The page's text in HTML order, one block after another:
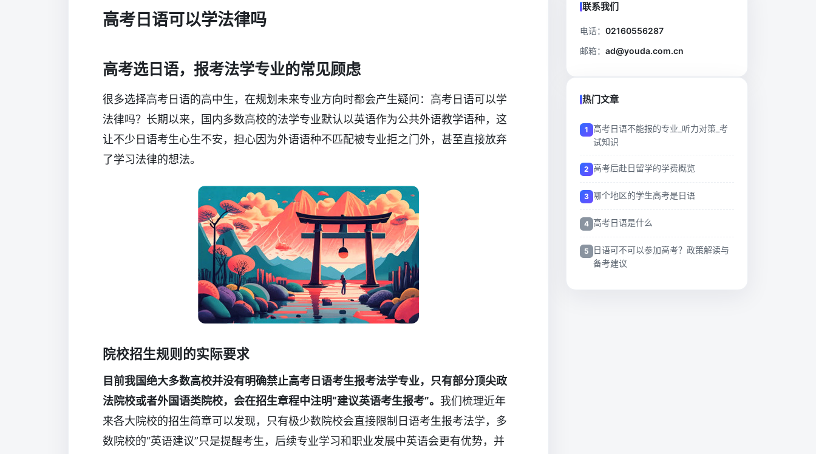
高考日语可以学法律吗
高考选日语，报考法学专业的常见顾虑
很多选择高考日语的高中生，在规划未来专业方向时都会产生疑问：高考日语可以学
法律吗？长期以来，国内多数高校的法学专业默认以英语作为公共外语教学语种，这
让不少日语考生心生不安，担心因为外语语种不匹配被专业拒之门外，甚至直接放弃
了学习法律的想法。
院校招生规则的实际要求
目前我国绝大多数高校并没有明确禁止高考日语考生报考法学专业，只有部分顶尖政
法院校或者外国语类院校，会在招生章程中注明“建议英语考生报考”。 我们梳理近年
来各大院校的招生简章可以发现，只有极少数院校会直接限制日语考生报考法学，多
数院校的“英语建议”只是提醒考生，后续专业学习和职业发展中英语会更有优势，并
联系我们
电话： 02160556287
邮箱： ad@youda.com.cn
热门文章
高考日语不能报的专业_听力对策_考
试知识
高考后赴日留学的学费概览
哪个地区的学生高考是日语
高考日语是什么
日语可不可以参加高考？政策解读与
备考建议